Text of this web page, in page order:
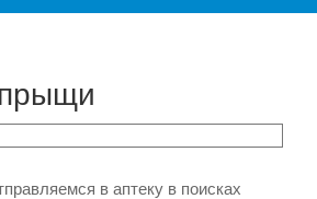
в аптеку в поисках